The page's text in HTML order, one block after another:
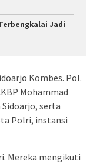
Jadi
Kombes. Pol.
Mohammad
serta
Polri, instansi
Mereka mengikuti